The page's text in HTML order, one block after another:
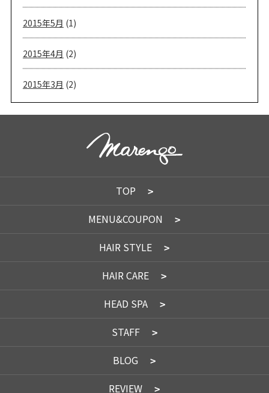
2015年5月 (1)
2015年4月 (2)
2015年3月 (2)
TOP
MENU&COUPON
HAIR STYLE
HAIR CARE
HEAD SPA
STAFF
BLOG
REVIEW